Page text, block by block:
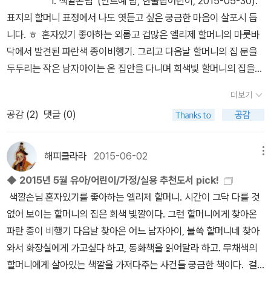
접시꽃부터 모란과 양귀비를 포함한 가장 유명한 꽃 26가지 만드는
비법을 과정 사진과 함께 친절하게 설명한다. - 책소개 중에서
무심하게 둘둘 감았지만 그것만으로도 스타일리시한 랩 팔찌부터, 천
연석과 진주를 사용한 우아한 원석 팔찌, 그리고 20분만 투자하면 누
구나 금세 뚝딱 만들어낼 수 있는 매듭 팔찌 등 때에 따라 다른 느낌으
로 착용할 수 있는 다양한 팔찌 레시피를 소개한다. - 책소개 중에
서 어머니가 차려 주시는 정성 가득한 밥상을 떠올리며 간단한
이 있다면 이 책을 주목해 보자. 직접 만들어 더 건강하고 맛있는 만능
양념 & 홈메이드소스와 이를 이용한 요리 레시피를 소개한다.- 책소
개 중에서 날이 더워서인지 의욕상실.그럼에도 게을리 할수 없는 일
들이 있다.더위쯤 아무것도 아니라하며 책을 읽으려 노력~~~
표지의 할머니 표정에서 나도 엿듣고 싶은 궁금한 마음이 살포시 듭
니다. ㅎ 혼자있기 좋아하는 외롭고 겁많은 엘리제 할머니의 마룻바
닥에서 발견된 파란색 종이비행기. 그리고 다음날 할머니의 집 문을
두두리는 작은 남자아이는 온 집안을 다니며 회색빛 할머니의 집을
이 누군가의 마음을 행복하게 해 줄 수도 있다는 이야기를 들려주고
책으로 사진배경의 집과 평면 만화같은 주인공들의 조합이 재미있게
표현된 책이에요. 아이도 재미있게 볼것 같지만 엄마인 저도 보고 싶
은 아이의 그림책이에요. 2. 미안해요 할아버지 - 노무현
6주기 헌정 동화 ( 김진경 외, 생각의길, 2015-05-01): 여섯작가가
모여 노무현 전 대통령의 마음을 담아 만든 여섯편의 동화로 주변의
시선과 가난에도 꿈을 포기하지 않고 계속해서 앞으로 나아갔던 그분
의 정신을 이 동화책을 통해 아이들에게 전해보고자 한다고 해요. 정
치적인 이야기를 떠나서 내가 좋아하던 대통령이라서 그런것도 아니
라 아이에게 들려주고 싶은 세상사는 이야기 어떻게 살아야 할지 도
움을 주는 책이기에 꼭 읽어주고 싶은 책. 노란 표지가 참 마음에 드네
더보기
공감 (2) 댓글 (0)
해피클라라 2015-06-02
◆ 2015년 5월 유아/어린이/가정/실용 추천도서 pick!
색깔손님 혼자있기를 좋아하는 엘리제 할머니. 시간이 그닥 다를 것
없어 보이는 할머니의 집은 회색 빛깔이다. 그런 할머니에게 찾아온
파란 종이 비행기 다음날 찾아온 어느 남자아이, 불쑥 할머니네 찾아
와서 화장실에게 가고싶다 하고, 동화책을 읽어달라 하고. 무채색의
할머니에게 살아있는 색깔을 가져다주는 사건들 궁금한 책이다. 걸